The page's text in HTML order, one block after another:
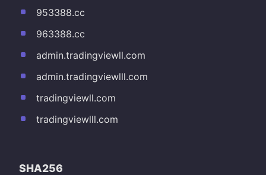
953388.cc
963388.cc
admin.tradingviewll.com
admin.tradingviewlll.com
tradingviewll.com
tradingviewlll.com
SHA256